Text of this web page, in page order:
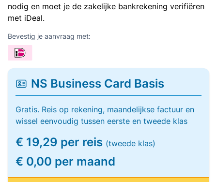
nodig en moet je de zakelijke bankrekening verifiëren
met iDeal.
Bevestig je aanvraag met:
NS Business Card Basis
Gratis. Reis op rekening, maandelijkse factuur en
wissel eenvoudig tussen eerste en tweede klas
€ 19,29 per reis (tweede klas)
€ 0,00 per maand